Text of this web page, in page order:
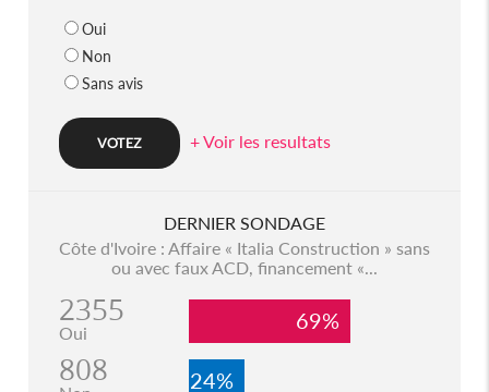
Oui
Non
Sans avis
+ Voir les resultats
DERNIER SONDAGE
Côte d'Ivoire : Affaire « Italia Construction » sans
ou avec faux ACD, financement «...
2355
Oui 69%
808 24%